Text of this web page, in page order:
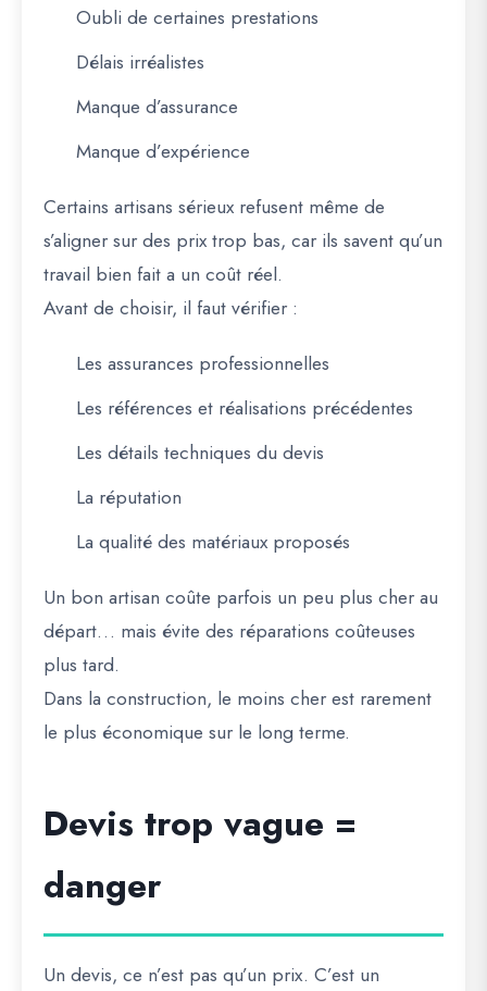
Oubli de certaines prestations
Délais irréalistes
Manque d’assurance
Manque d’expérience
Certains artisans sérieux refusent même de
s’aligner sur des prix trop bas, car ils savent qu’un
travail bien fait a un coût réel.
Avant de choisir, il faut vérifier :
Les assurances professionnelles
Les références et réalisations précédentes
Les détails techniques du devis
La réputation
La qualité des matériaux proposés
Un bon artisan coûte parfois un peu plus cher au
départ… mais évite des réparations coûteuses
plus tard.
Dans la construction, le moins cher est rarement
le plus économique sur le long terme.
Devis trop vague =
danger
Un devis, ce n’est pas qu’un prix. C’est un